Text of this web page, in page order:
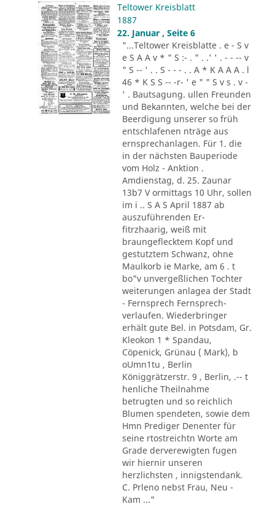
Teltower Kreisblatt
1887
22. Januar , Seite 6
"...Teltower Kreisblatte . e - S v
e S A A v * " S :- . " . .' ' . - - -- v
" S -- ' . . S - - - . . A * K A A A . l
46 * K S S -- -r- ' e " " S v s . v -
' . Bautsagung. ullen Freunden
und Bekannten, welche bei der
Beerdigung unserer so früh
entschlafenen nträge aus
ernsprechanlagen. Für 1. die
in der nächsten Bauperiode
vom Holz - Anktion .
Amdienstag, d. 25. Zaunar
13b7 V ormittags 10 Uhr, sollen
im i .. S A S April 1887 ab
auszuführenden Er-
fitrzhaarig, weiß mit
braungeflecktem Kopf und
gestutztem Schwanz, ohne
Maulkorb ie Marke, am 6 . t
bo"v unvergeßlichen Tochter
weiterungen anlagea der Stadt
- Fernsprech Fernsprech-
verlaufen. Wiederbringer
erhält gute Bel. in Potsdam, Gr.
Kleokon 1 * Spandau,
Cöpenick, Grünau ( Mark), b
oUmn1tu , Berlin
Königgrätzerstr. 9 , Berlin, .-- t
henliche Theilnahme
betrugten und so reichlich
Blumen spendeten, sowie dem
Hmn Prediger Denenter für
seine rtostreichtn Worte am
Grade derverewigten fugen
wir hiernir unseren
herzlichsten , innigstendank.
C. Prleno nebst Frau, Neu -
Kam ..."